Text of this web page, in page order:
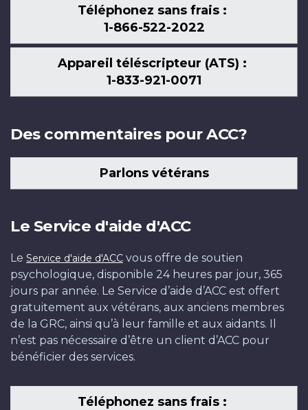
Téléphonez sans frais :
1-866-522-2022
Appareil téléscripteur (ATS) :
1-833-921-0071
Des commentaires pour ACC?
Parlons vétérans
Le Service d'aide d'ACC
Le Service d'aide d'ACC vous offre de soutien
psychologique, disponible 24 heures par jour, 365
jours par année. Le Service d’aide d’ACC est offert
gratuitement aux vétérans, aux anciens membres
de la GRC, ainsi qu’à leur famille et aux aidants. Il
n’est pas nécessaire d’être un client d’ACC pour
bénéficier des services.
Téléphonez sans frais :